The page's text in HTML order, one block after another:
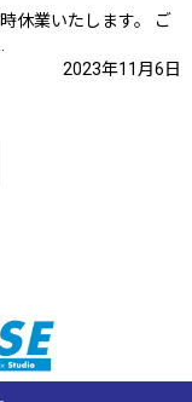
休業いたします。 ご
2023年11月6日